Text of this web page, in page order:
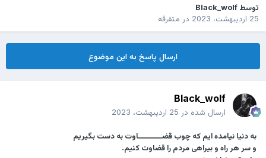
توسط Black_wolf
25 اردیبهشت، 2023
در متفرقه
ارسال پاسخ به این موضوع
Black_wolf
ارسال شده در 25 اردیبهشت، 2023
به دنیا نیامده ایم که چوب قضــــــــــاوت به دست بگیریم
و سر هر راه و بیراهی مردم را قضاوت کنیم.